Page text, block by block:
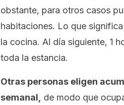
obstante, para otros casos
habitaciones. Lo que
la cocina. Al día siguiente, 1
toda la estancia.
Otras personas eligen
semanal,
de modo que